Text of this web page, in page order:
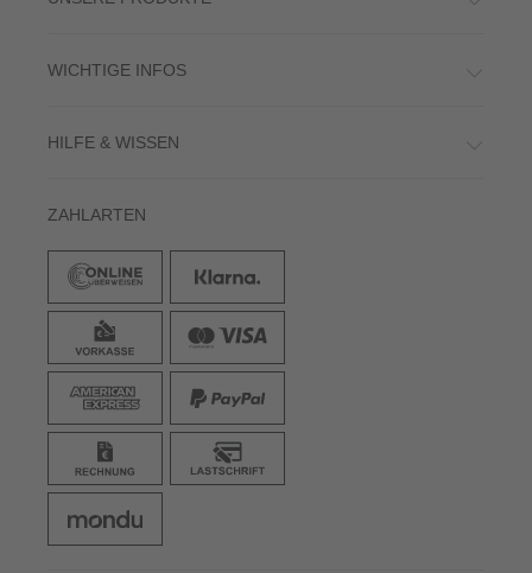
WICHTIGE INFOS
HILFE & WISSEN
ZAHLARTEN